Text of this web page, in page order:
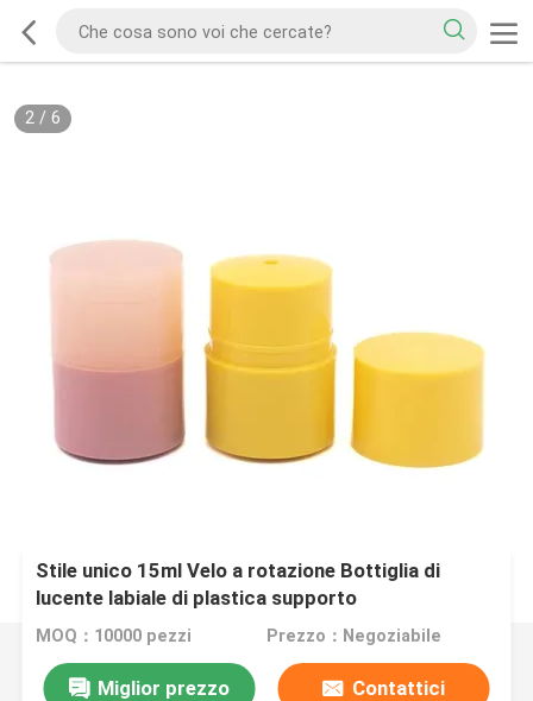
2/ 6
Stile unico 15ml Velo a rotazione Bottiglia di
lucente labiale di plastica supporto
personalizzazione
MOQ：10000 pezzi Prezzo：Negoziabile
Miglior prezzo Contattici